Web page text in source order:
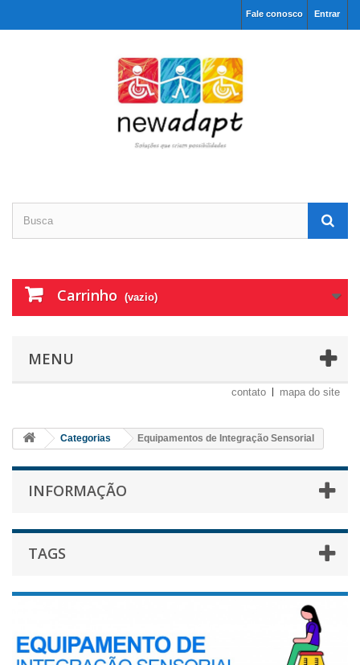
Entrar
Fale conosco
Carrinho (vazio)
MENU
contato mapa do site
Categorias Equipamentos de Integração Sensorial
INFORMAÇÃO
TAGS